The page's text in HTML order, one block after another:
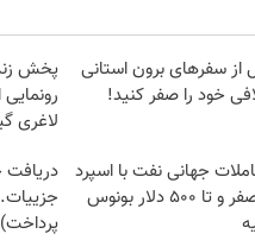
از سفرهای برون استانی
خود را صفر کنید!
لاغری
جهانی نفت با اسپرد
از صفر و تا ۵۰۰ دلار بونوس
پرداخت)